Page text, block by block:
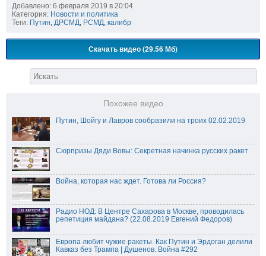
Добавлено: 6 февраля 2019 в 20:04
Категория: Новости и политика
Теги: Путин, ДРСМД, РСМД, калибр
Скачать видео (29.56 Мб)
Похожее видео
Путин, Шойгу и Лавров сообразили на троих 02.02.2019
Сюрпризы Дяди Вовы: Секретная начинка русских ракет
Война, которая нас ждет. Готова ли Россия?
Радио НОД: В Центре Сахарова в Москве, проводилась
репетиция майдана? (22.08.2019 Евгений Федоров)
Европа любит чужие ракеты. Как Путин и Эрдоган делили
Кавказ без Трампа | Душенов. Война #292